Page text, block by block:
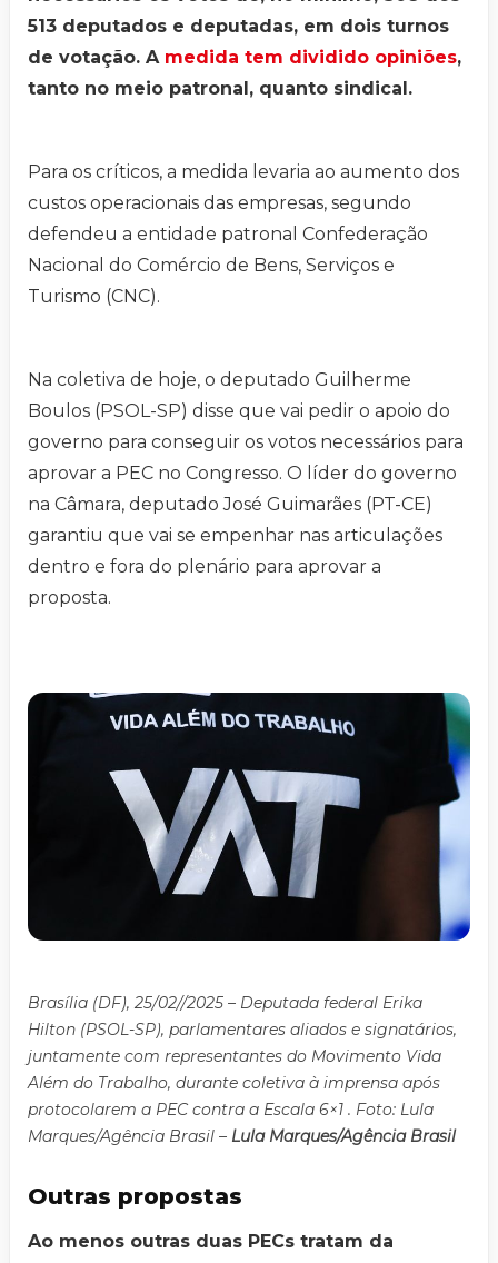
513 deputados e deputadas, em dois turnos
de votação. A medida tem dividido opiniões,
tanto no meio patronal, quanto sindical.
Para os críticos, a medida levaria ao aumento dos
custos operacionais das empresas, segundo
defendeu a entidade patronal Confederação
Nacional do Comércio de Bens, Serviços e
Turismo (CNC).
Na coletiva de hoje, o deputado Guilherme
Boulos (PSOL-SP) disse que vai pedir o apoio do
governo para conseguir os votos necessários para
aprovar a PEC no Congresso. O líder do governo
na Câmara, deputado José Guimarães (PT-CE)
garantiu que vai se empenhar nas articulações
dentro e fora do plenário para aprovar a
proposta.
Brasília (DF), 25/02//2025 – Deputada federal Erika
Hilton (PSOL-SP), parlamentares aliados e signatários,
juntamente com representantes do Movimento Vida
Além do Trabalho, durante coletiva à imprensa após
protocolarem a PEC contra a Escala 6×1 . Foto: Lula
Marques/Agência Brasil – Lula Marques/Agência Brasil
Outras propostas
Ao menos outras duas PECs tratam da